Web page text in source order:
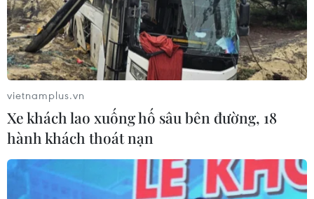
Du lịch 2/9: Điểm đến nào giúp người
Việt được “sống cùng văn hóa bản
địa”?
06/08/2026 01:40
Làng chài Ine và
của vùng biển Kyoto
05/08/2026 22:20
vietnamplus.vn
Xe khách lao xuống hố sâu bên đường, 18
hành khách thoát nạn